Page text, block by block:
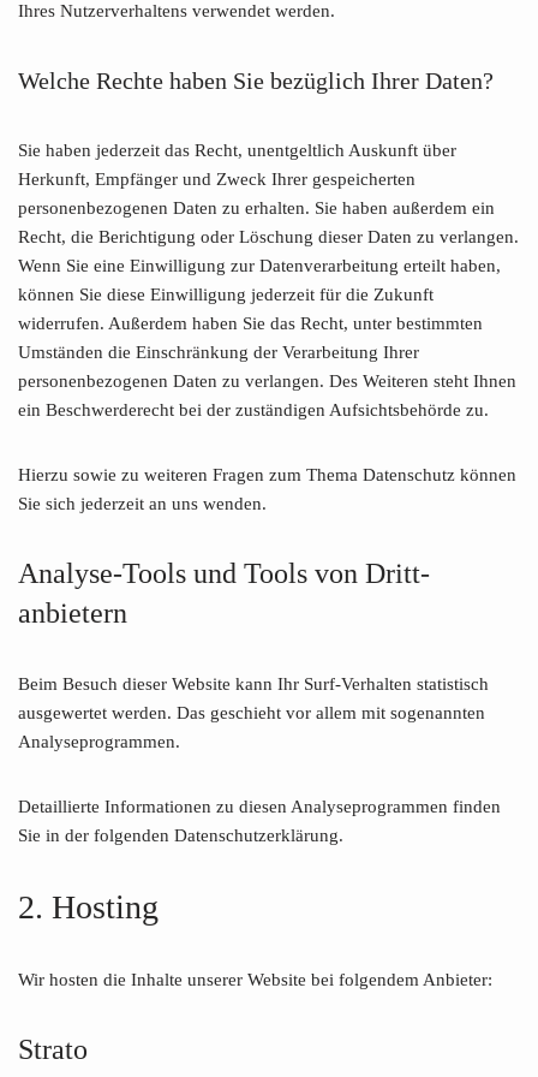
Ihres Nutzerverhaltens verwendet werden.
Welche Rechte haben Sie bezüglich Ihrer Daten?
Sie haben jederzeit das Recht, unentgeltlich Auskunft über
Herkunft, Empfänger und Zweck Ihrer gespeicherten
personenbezogenen Daten zu erhalten. Sie haben außerdem ein
Recht, die Berichtigung oder Löschung dieser Daten zu verlangen.
Wenn Sie eine Einwilligung zur Datenverarbeitung erteilt haben,
können Sie diese Einwilligung jederzeit für die Zukunft
widerrufen. Außerdem haben Sie das Recht, unter bestimmten
Umständen die Einschränkung der Verarbeitung Ihrer
personenbezogenen Daten zu verlangen. Des Weiteren steht Ihnen
ein Beschwerderecht bei der zuständigen Aufsichtsbehörde zu.
Hierzu sowie zu weiteren Fragen zum Thema Datenschutz können
Sie sich jederzeit an uns wenden.
Analyse-Tools und Tools von Dritt­
anbietern
Beim Besuch dieser Website kann Ihr Surf-Verhalten statistisch
ausgewertet werden. Das geschieht vor allem mit sogenannten
Analyseprogrammen.
Detaillierte Informationen zu diesen Analyseprogrammen finden
Sie in der folgenden Datenschutzerklärung.
2. Hosting
Wir hosten die Inhalte unserer Website bei folgendem Anbieter:
Strato